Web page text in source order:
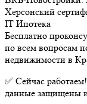
Херсонский
IT Ипотека
Бесплатно
по всем вопросам
недвижимости в
✅ Сейчас
данные защищены